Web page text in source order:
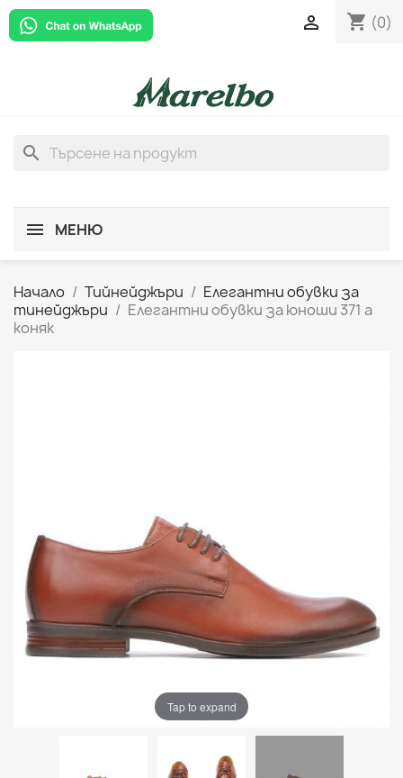
shopping_cart (0)

search
МЕНЮ
Начало Тийнейджъри
Елегантни обувки за
тинейджъри
Елегантни обувки за юноши 371 a
коняк
Tap to expand